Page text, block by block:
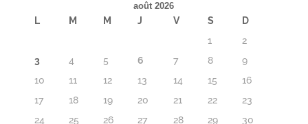
août 2026
L M M J V S
D
1
2
3
4 5 6 7 8
9
10
11 12 13 14 15
16
17
18 19 20 21 22
23
24
25 26 27 28 29 30